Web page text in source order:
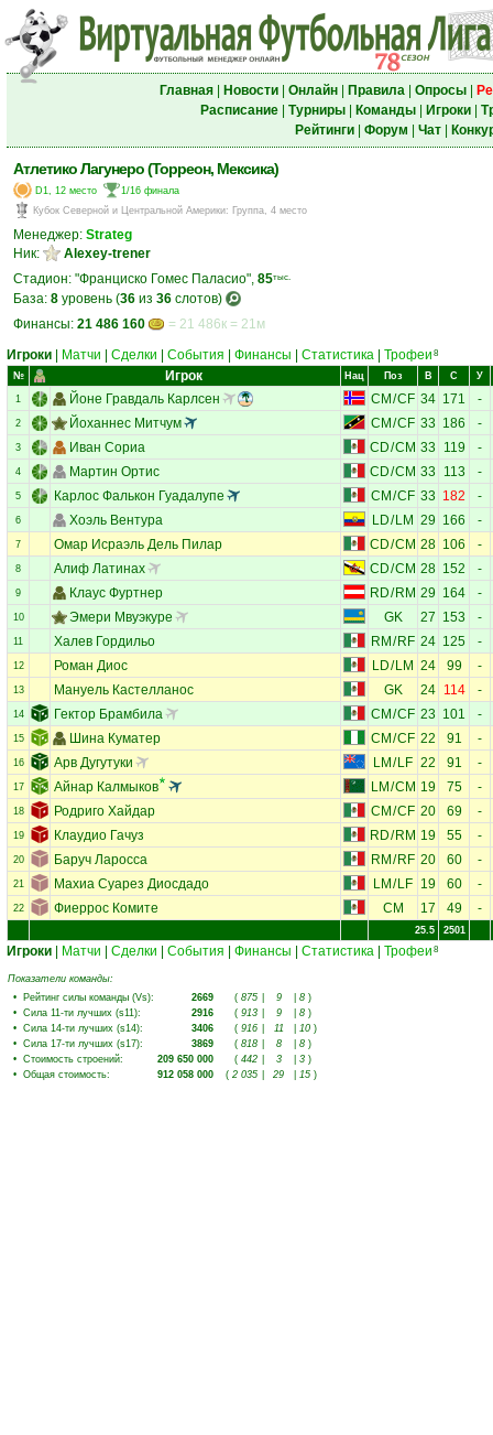
Главная| Новости| Онлайн| Правила| Опросы|
Расписание| Турниры| Команды| Игроки|
Рейтинги| Форум Чат|
Атлетико Лагунеро (Торреон, Мексика)
D1, 12 место
1/16 финала
Кубок Северной и Центральной Америки: Группа, 4 место
Менеджер: Strateg
Ник:
Alexey-trener
Стадион: "Франциско Гомеc Паласио", 85тыс.
База: 8 уровень (36 из 36 слотов)
Финансы: 21 486 160
= 21 486к = 21м
Игроки
Матчи Сделки События Финансы Статистика Трофеи 8
№ Игрок Нац Поз В С У
1 Йоне Гравдаль Карлсен CM /CF 34 171 -
2 Йоханнес Митчум CM /CF 33 186 -
3 Иван Сориа CD/CM 33 119 -
4 Мартин Ортис CD/CM 33 113 -
5 Карлос Фалькон Гуадалупе CM /CF 33 182 -
6 Хоэль Вентура LD/ LM 29 166 -
7 Омар Исраэль Дель Пилар CD/CM 28 106 -
8 Алиф Латинах CD/CM 28 152 -
9 Клаус Фуртнер RD/ RM 29 164 -
10 Эмери Мвуэкуре GK 27 153 -
11 Халев Гордильо RM / RF 24 125 -
12 Роман Диос LD/ LM 24 99 -
13 Мануель Кастелланос GK 24 114 -
14 Гектор Брамбила CM /CF 23 101 -
15 Шина Куматер CM /CF 22 91 -
16 Арв Дугутуки LM / LF 22 91 -
17 Айнар Калмыков LM /CM 19 75 -
18 Родриго Хайдар CM /CF 20 69 -
19 Клаудио Гачуз RD/ RM 19 55 -
20 Баруч Ларосса RM / RF 20 60 -
21 Махиа Суарез Диосдадо LM / LF 19 60 -
22 Фиеррос Комите CM 17 49 -
25.5 2501
Игроки Матчи Сделки События Финансы Статистика Трофеи 8
Показатели команды:
• Рейтинг силы команды (Vs): 2669 ( 875 9 8 )
• Сила 11-ти лучших (s11): 2916 ( 913 9 8 )
• Сила 14-ти лучших (s14): 3406 ( 916 11 10 )
• Сила 17-ти лучших (s17): 3869 ( 818 8 8 )
• Стоимость строений: 209 650 000 ( 442 3 3 )
• Общая стоимость: 912 058 000 ( 2 035 29 15 )